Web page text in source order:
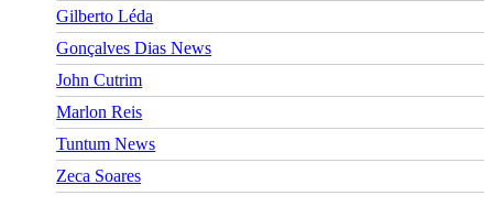
Gilberto Léda
Gonçalves Dias News
John Cutrim
Marlon Reis
Tuntum News
Zeca Soares